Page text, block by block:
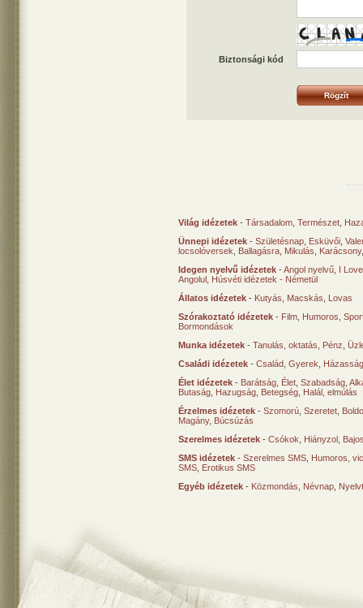
Biztonsági kód
Világ idézetek - Társadalom Természet
Ünnepi idézetek - Születésnap Esküvői
locsolóversek
Ballagásra Mikulás Karácsony
Idegen nyelvű idézetek -Angol nyelvű I
Angolul Húsvéti idézetek - Németül
Állatos idézetek - Kutyás Macskás
Lovas
Szórakoztató idézetek - Film Humoros
Bormondások
Munka idézetek - Tanulás, oktatás Pénz
Családi idézetek - Család Gyerek
Élet idézetek - Barátság Élet Szabadság
Butaság Hazugság Betegség Halál, elmúlás
Érzelmes idézetek - Szomorú Szeretet
Magány, Búcsúzás
Szerelmes idézetek - Csókok Hiányzol
SMS idézetek - Szerelmes SMS Humoros,
SMS Erotikus SMS
Egyéb idézetek - Közmondás Névnap